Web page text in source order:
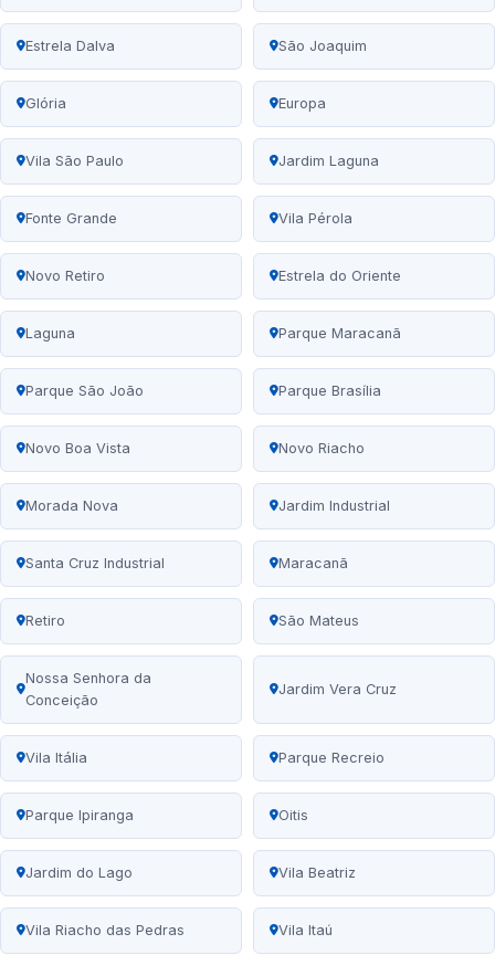
Estrela Dalva São Joaquim
Glória Europa
Vila São Paulo Jardim Laguna
Fonte Grande Vila Pérola
Novo Retiro Estrela do Oriente
Laguna Parque Maracanã
Parque São João Parque Brasília
Novo Boa Vista Novo Riacho
Morada Nova Jardim Industrial
Santa Cruz Industrial Maracanã
Retiro São Mateus
Nossa Senhora da
Conceição
Jardim Vera Cruz
Vila Itália Parque Recreio
Parque Ipiranga Oitis
Jardim do Lago Vila Beatriz
Vila Riacho das Pedras Vila Itaú